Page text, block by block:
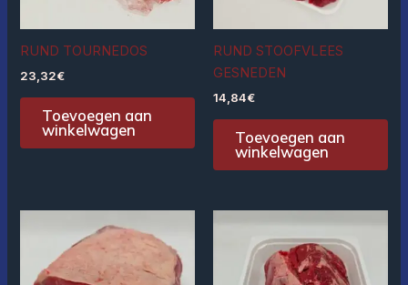
RUND TOURNEDOS
23,32€
Toevoegen aan
winkelwagen
RUND STOOFVLEES
GESNEDEN
14,84€
Toevoegen aan
winkelwagen